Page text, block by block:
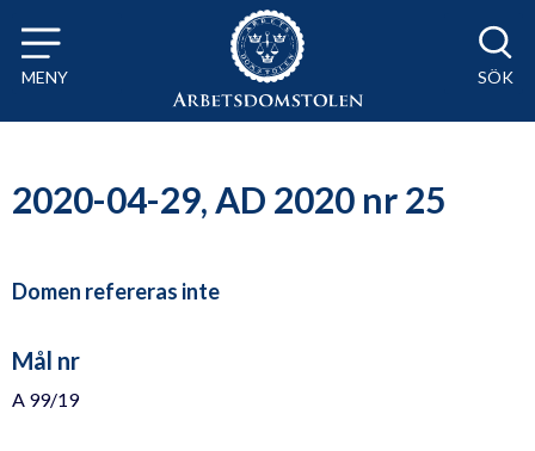
Till innehåll på sidan x
MENY SÖK
2020-04-29, AD 2020 nr 25
Domen refereras inte
Mål nr
A 99/19